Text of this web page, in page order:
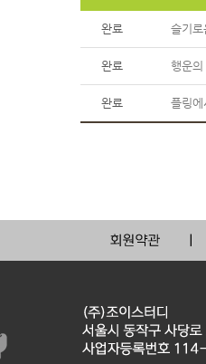
완료 슬기
완료 행운
완료 플링